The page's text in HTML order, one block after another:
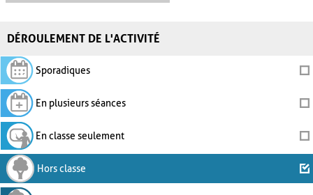
DÉROULEMENT DE L'ACTIVITÉ
Sporadiques
En plusieurs séances
En classe seulement
Hors classe